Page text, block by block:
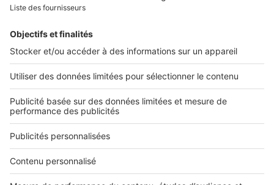
Image Destinations
Sortir à Paris : 6 nouvelles
brasseries à découvrir
d’urgence
Image